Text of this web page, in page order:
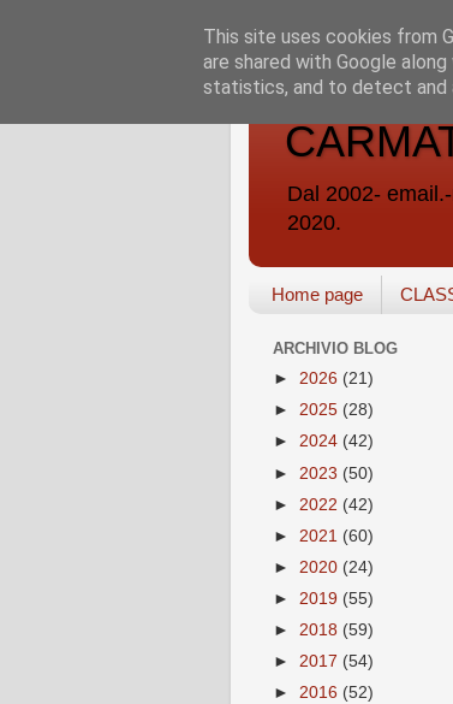
Dal 2002-
2020.
Home page
ARCHIVIO BLOG
► 2026 (21)
► 2025 (28)
► 2024 (42)
► 2023 (50)
► 2022 (42)
► 2021 (60)
► 2020 (24)
► 2019 (55)
► 2018 (59)
► 2017 (54)
► 2016 (52)
This site uses cookies from
are shared with Google
statistics, and to detect and